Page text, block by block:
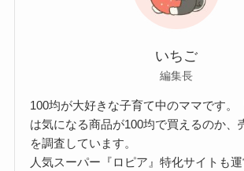
いちご
編集長
100均が大好きな子育て中のママです。
は気になる商品が100均で買えるのか、
を調査しています。
人気スーパー『ロピア』特化サイトも